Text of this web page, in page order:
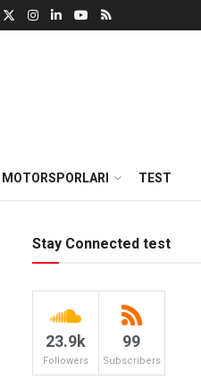
MOTORSPORLARI TEST
Stay Connected test
23.9k
Followers
99
Subscribers